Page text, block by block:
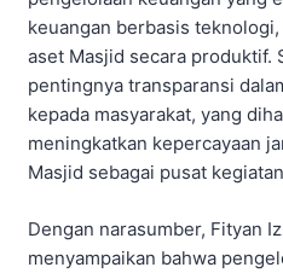
keuangan berbasis
aset Masjid secara produktif.
pentingnya transparansi
kepada masyarakat, yang
meningkatkan kepercayaan
Masjid sebagai pusat
Dengan narasumber, Fityan
menyampaikan bahwa